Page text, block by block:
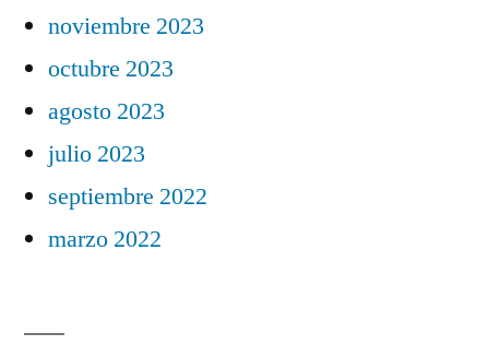
noviembre 2023
octubre 2023
agosto 2023
julio 2023
septiembre 2022
marzo 2022